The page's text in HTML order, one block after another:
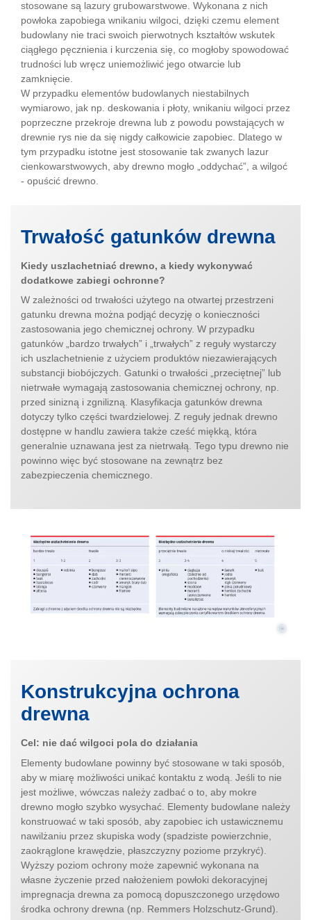
stosowane są lazury grubowarstwowe. Wykonana z nich
powłoka zapobiega wnikaniu wilgoci, dzięki czemu element
budowlany nie traci swoich pierwotnych kształtów wskutek
ciągłego pęcznienia i kurczenia się, co mogłoby spowodować
trudności lub wręcz uniemożliwić jego otwarcie lub
zamknięcie.
W przypadku elementów budowlanych niestabilnych
wymiarowo, jak np. deskowania i płoty, wnikaniu wilgoci przez
poprzeczne przekroje drewna lub z powodu powstających w
drewnie rys nie da się nigdy całkowicie zapobiec. Dlatego w
tym przypadku istotne jest stosowanie tak zwanych lazur
cienkowarstwowych, aby drewno mogło „oddychać”, a wilgoć
- opuścić drewno.
Trwałość gatunków drewna
Kiedy uszlachetniać drewno, a kiedy wykonywać
dodatkowe zabiegi ochronne?
W zależności od trwałości użytego na otwartej przestrzeni
gatunku drewna można podjąć decyzję o konieczności
zastosowania jego chemicznej ochrony. W przypadku
gatunków „bardzo trwałych” i „trwałych” z reguły wystarczy
ich uszlachetnienie z użyciem produktów niezawierających
substancji biobójczych. Gatunki o trwałości „przeciętnej” lub
nietrwałe wymagają zastosowania chemicznej ochrony, np.
przed sinizną i zgnilizną. Klasyfikacja gatunków drewna
dotyczy tylko części twardzielowej. Z reguły jednak drewno
dostępne w handlu zawiera także cześć miękką, która
generalnie uznawana jest za nietrwałą. Tego typu drewno nie
powinno więc być stosowane na zewnątrz bez
zabezpieczenia chemicznego.
©
Konstrukcyjna ochrona
drewna
Cel: nie dać wilgoci pola do działania
Elementy budowlane powinny być stosowane w taki sposób,
aby w miarę możliwości unikać kontaktu z wodą. Jeśli to nie
jest możliwe, wówczas należy zadbać o to, aby mokre
drewno mogło szybko wysychać. Elementy budowlane należy
konstruować w taki sposób, aby zapobiec ich ustawicznemu
nawilżaniu przez skupiska wody (spadziste powierzchnie,
zaokrąglone krawędzie, płaszczyzny poziome przykryć).
Wyższy poziom ochrony może zapewnić wykonana na
własne życzenie przed nałożeniem powłoki dekoracyjnej
impregnacja drewna za pomocą dopuszczonego urzędowo
środka ochrony drewna (np. Remmers Holzschutz-Grund).